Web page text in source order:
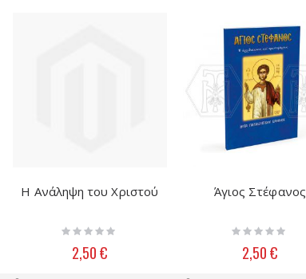
Η Ανάληψη του Χριστού
Rating:
2,50 €
Άγιος Στέφανος
Rating:
2,50 €